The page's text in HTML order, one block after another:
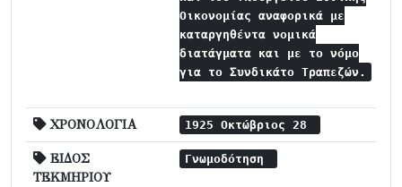
Οικονομίας αναφορικά με
καταργηθέντα νομικά
διατάγματα και με το νόμο
για το Συνδικάτο Τραπεζών.
ΧΡΟΝΟΛΟΓΙΑ 1925 Οκτώβριος 28
ΕΙΔΟΣ
ΤΕΚΜΗΡΙΟΥ
Γνωμοδότηση